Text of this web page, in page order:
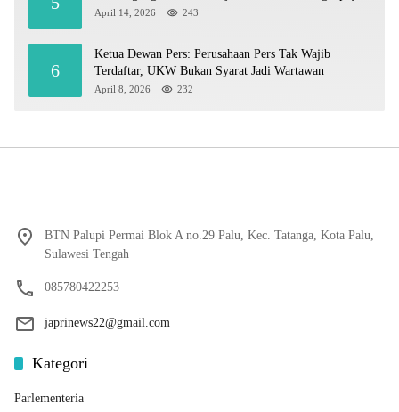
April 14, 2026 243
6
Ketua Dewan Pers: Perusahaan Pers Tak Wajib
Terdaftar, UKW Bukan Syarat Jadi Wartawan
April 8, 2026 232
BTN Palupi Permai Blok A no.29 Palu, Kec. Tatanga, Kota Palu,
Sulawesi Tengah
085780422253
japrinews22@gmail.com
Kategori
Parlementeria